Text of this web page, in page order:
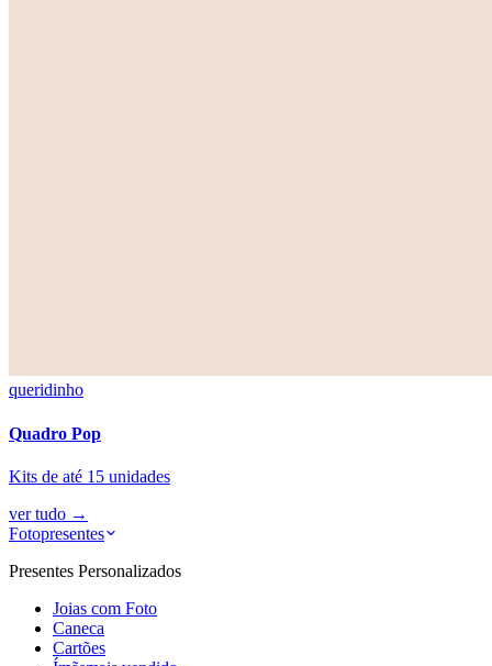
queridinho
Quadro Pop
Kits de até 15 unidades
ver tudo →
Fotopresentes
Presentes Personalizados
Joias com Foto
Caneca
Cartões